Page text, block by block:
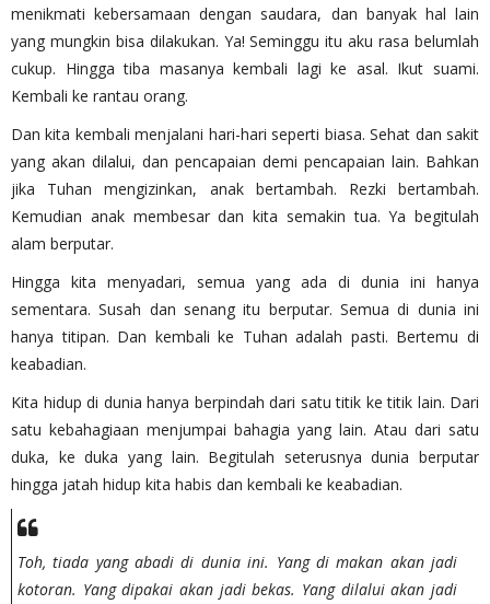
menikmati kebersamaan dengan saudara, dan banyak hal lain
yang mungkin bisa dilakukan. Ya! Seminggu itu aku rasa belumlah
cukup. Hingga tiba masanya kembali lagi ke asal. Ikut suami.
Kembali ke rantau orang.
Dan kita kembali menjalani hari-hari seperti biasa. Sehat dan sakit
yang akan dilalui, dan pencapaian demi pencapaian lain. Bahkan
jika Tuhan mengizinkan, anak bertambah. Rezki bertambah.
Kemudian anak membesar dan kita semakin tua. Ya begitulah
alam berputar.
Hingga kita menyadari, semua yang ada di dunia ini hanya
sementara. Susah dan senang itu berputar. Semua di dunia ini
hanya titipan. Dan kembali ke Tuhan adalah pasti. Bertemu di
keabadian.
Kita hidup di dunia hanya berpindah dari satu titik ke titik lain. Dari
satu kebahagiaan menjumpai bahagia yang lain. Atau dari satu
duka, ke duka yang lain. Begitulah seterusnya dunia berputar
hingga jatah hidup kita habis dan kembali ke keabadian.
Toh, tiada yang abadi di dunia ini. Yang di makan akan jadi
kotoran. Yang dipakai akan jadi bekas. Yang dilalui akan jadi